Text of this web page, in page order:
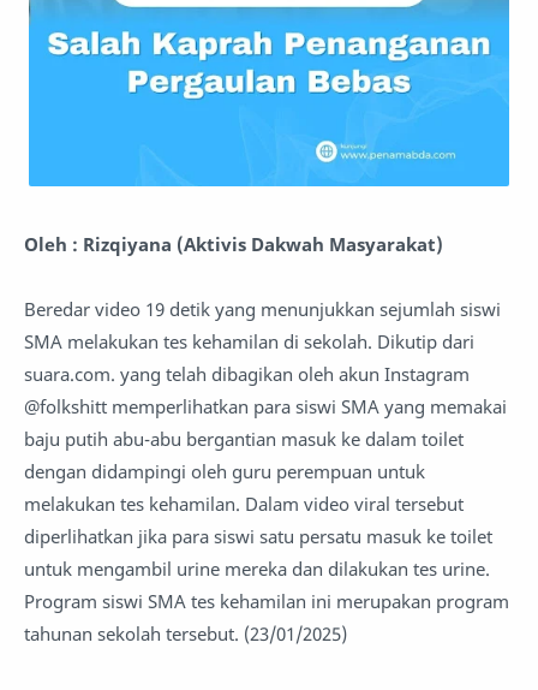
Oleh : Rizqiyana (Aktivis Dakwah Masyarakat)
Beredar video 19 detik yang menunjukkan sejumlah siswi
SMA melakukan tes kehamilan di sekolah. Dikutip dari
suara.com. yang telah dibagikan oleh akun Instagram
@folkshitt memperlihatkan para siswi SMA yang memakai
baju putih abu-abu bergantian masuk ke dalam toilet
dengan didampingi oleh guru perempuan untuk
melakukan tes kehamilan. Dalam video viral tersebut
diperlihatkan jika para siswi satu persatu masuk ke toilet
untuk mengambil urine mereka dan dilakukan tes urine.
Program siswi SMA tes kehamilan ini merupakan program
tahunan sekolah tersebut. (23/01/2025)